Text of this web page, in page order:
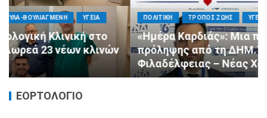
ΠΟΛΙΤΙΚΗ ΤΡΟΠΟΣ ΖΩΗΣ ΥΓΕΙΑ
«Ημέρα Καρδιάς»: Μια πρωτοποριακή δράση
πρόληψης από τη ΔΗΜ.ΤΟ. Νέας
Φιλαδέλφειας – Νέας Χαλκηδόνας
ΕΟΡΤΟΛΟΓΙΟ